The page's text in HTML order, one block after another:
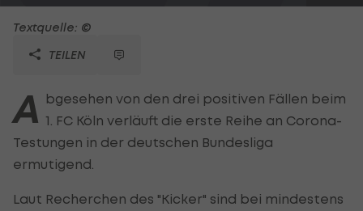
Textquelle: ©
TEILEN
A bgesehen von den drei positiven Fällen beim
1. FC Köln verläuft die erste Reihe an Corona-
Testungen in der deutschen Bundesliga
ermutigend.
Laut Recherchen des "Kicker" sind bei mindestens